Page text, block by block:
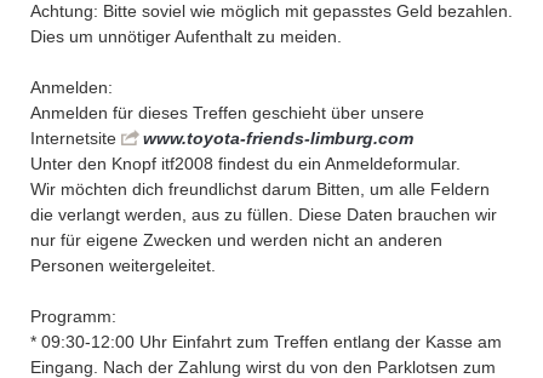
Achtung: Bitte soviel wie möglich mit gepasstes Geld bezahlen.
Dies um unnötiger Aufenthalt zu meiden.
Anmelden:
Anmelden für dieses Treffen geschieht über unsere
Internetsite
www.toyota-friends-limburg.com
Unter den Knopf itf2008 findest du ein Anmeldeformular.
Wir möchten dich freundlichst darum Bitten, um alle Feldern
die verlangt werden, aus zu füllen. Diese Daten brauchen wir
nur für eigene Zwecken und werden nicht an anderen
Personen weitergeleitet.
Programm:
* 09:30-12:00 Uhr Einfahrt zum Treffen entlang der Kasse am
Eingang. Nach der Zahlung wirst du von den Parklotsen zum